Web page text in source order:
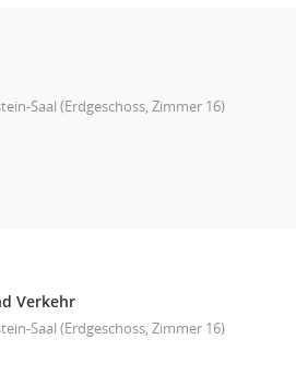
Saal (Erdgeschoss, Zimmer 16)
Verkehr
Saal (Erdgeschoss, Zimmer 16)